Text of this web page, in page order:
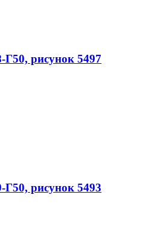
рисунок 5497
рисунок 5493